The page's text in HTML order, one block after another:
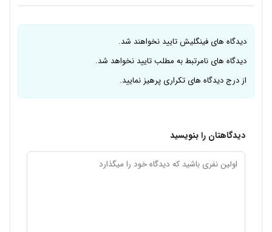
دیدگاه های فینگلیش تایید نخواهند شد.
دیدگاه های نامرتبط به مطلب تایید نخواهد شد.
از درج دیدگاه های تکراری پرهیز نمایید.
دیدگاهتان را بنویسید